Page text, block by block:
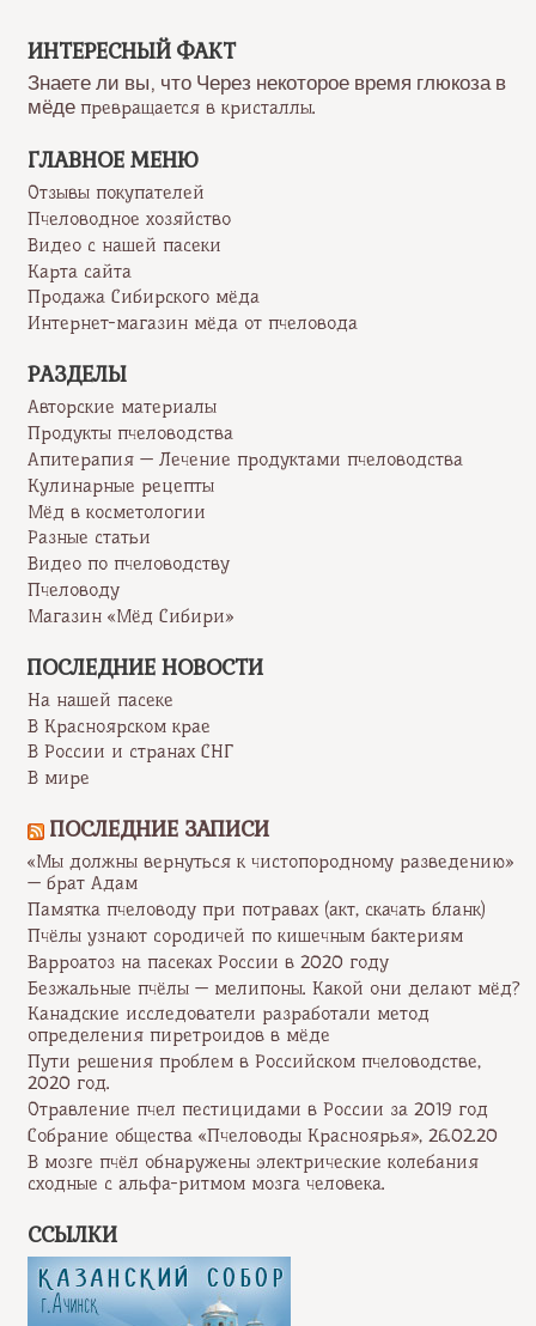
обработка
от
сибирского
ИНТЕРЕСНЫЙ ФАКТ
Знаете ли вы, что Через некоторое время глюкоза в
мёде превращается в кристаллы.
ГЛАВНОЕ МЕНЮ
Отзывы покупателей
Пчеловодное хозяйство
Видео с нашей пасеки
Карта сайта
Продажа Сибирского мёда
Интернет-магазин мёда от пчеловода
РАЗДЕЛЫ
Авторские материалы
Продукты пчеловодства
Апитерапия — Лечение продуктами пчеловодства
Кулинарные рецепты
Мёд в косметологии
Разные статьи
Видео по пчеловодству
Пчеловоду
Магазин «Мёд Сибири»
ПОСЛЕДНИЕ НОВОСТИ
На нашей пасеке
В Красноярском крае
В России и странах СНГ
В мире
ПОСЛЕДНИЕ ЗАПИСИ
«Мы должны вернуться к чистопородному разведению»
— брат Адам
Памятка пчеловоду при потравах (акт, скачать бланк)
Пчёлы узнают сородичей по кишечным бактериям
Варроатоз на пасеках России в 2020 году
Безжальные пчёлы — мелипоны. Какой они делают мёд?
Канадские исследователи разработали метод
определения пиретроидов в мёде
Пути решения проблем в Российском пчеловодстве,
2020 год.
Отравление пчел пестицидами в России за 2019 год
Собрание общества «Пчеловоды Красноярья», 26.02.20
В мозге пчёл обнаружены электрические колебания
сходные с альфа-ритмом мозга человека.
ССЫЛКИ